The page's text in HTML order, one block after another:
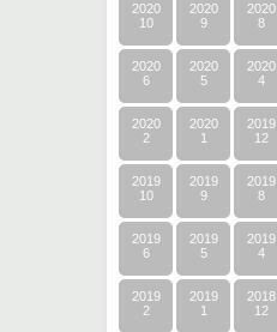
2020
10
2020
9
2020
8
2020
6
2020
5
2020
4
2020
2
2020
1
2019
12
2019
10
2019
9
2019
8
2019
6
2019
5
2019
4
2019
2
2019
1
2018
12